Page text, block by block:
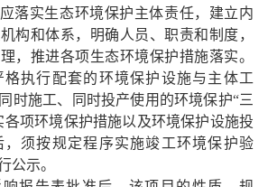
落实生态环境保护主体责任，建立内
构和体系，明确人员、职责和制度，
，推进各项生态环境保护措施落实。
执行配套的环境保护设施与主体工
时施工、同时投产使用的环境保护“三
各项环境保护措施以及环境保护设施投
，须按规定程序实施竣工环境保护验
公示。